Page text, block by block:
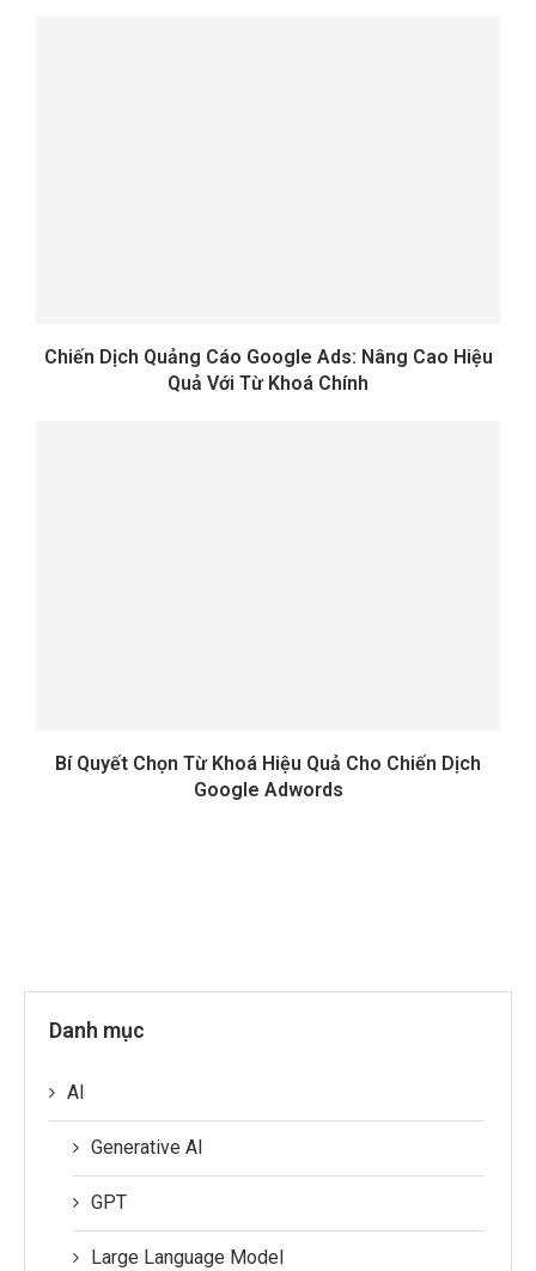
Chiến Dịch Quảng Cáo Google Ads: Nâng Cao Hiệu
Quả Với Từ Khoá Chính
Bí Quyết Chọn Từ Khoá Hiệu Quả Cho Chiến Dịch
Google Adwords
Danh mục
AI
Generative AI
GPT
Large Language Model